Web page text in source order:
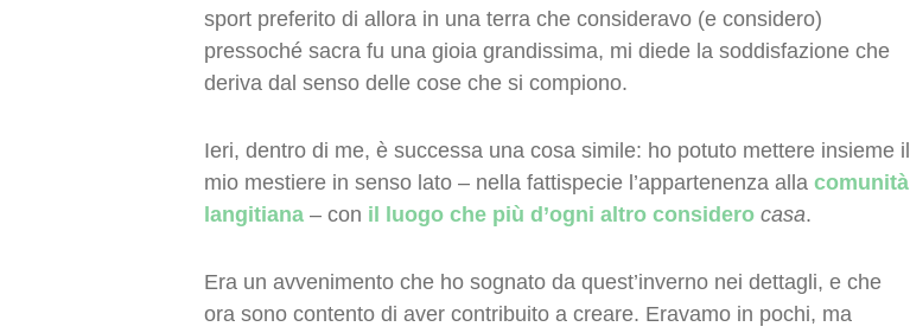
sport preferito di allora in una terra che consideravo (e considero)
pressoché sacra fu una gioia grandissima, mi diede la soddisfazione che
deriva dal senso delle cose che si compiono.
Ieri, dentro di me, è successa una cosa simile: ho potuto mettere insieme il
mio mestiere in senso lato – nella fattispecie l’appartenenza alla comunità
langitiana – con il luogo che più d’ogni altro considero casa.
Era un avvenimento che ho sognato da quest’inverno nei dettagli, e che
ora sono contento di aver contribuito a creare. Eravamo in pochi, ma